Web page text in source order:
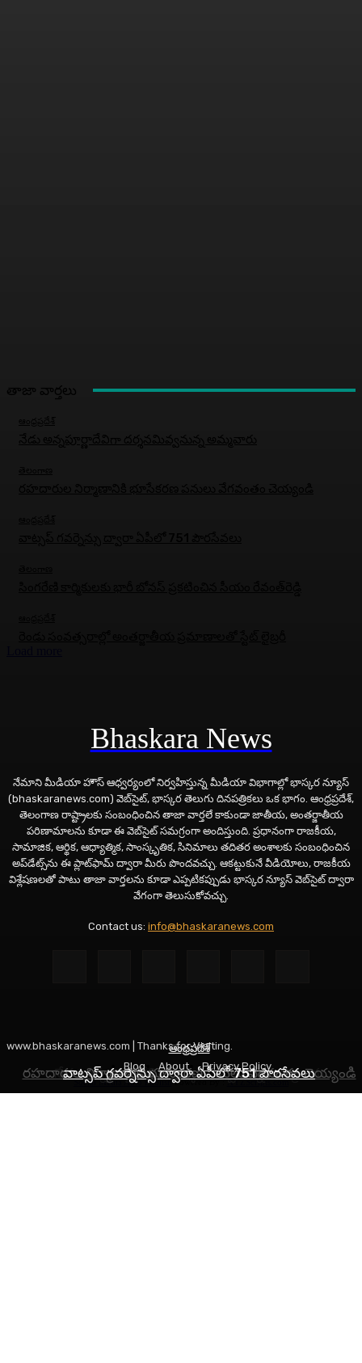
ఆంధ్రప్రదేశ్
నేడు అన్నపూర్ణాదేవిగా దర్శనమివ్వనున్న అమ్మవారు
తెలంగాణ
రహదారుల నిర్మాణానికి భూసేకరణ పనులు వేగవంతం చెయ్యండి
ఆంధ్రప్రదేశ్
వాట్సప్ గవర్నెన్సు ద్వారా ఏపీలో 751 పౌరసేవలు
తాజా వార్తలు
ఆంధ్రప్రదేశ్
Bhaskara News
నేమాని మీడియా హౌస్ ఆధ్వర్యంలో నిర్వహిస్తున్న మీడియా విభాగాల్లో భాస్కర న్యూస్
(bhaskaranews.com) వెబ్‌సైట్, భాస్కర తెలుగు దినపత్రికలు ఒక భాగం. ఆంధ్రప్రదేశ్,
తెలంగాణ రాష్ట్రాలకు సంబంధించిన తాజా వార్తలే కాకుండా జాతీయ, అంతర్జాతీయ
పరిణామాలను కూడా ఈ వెబ్‌సైట్ సమగ్రంగా అందిస్తుంది. ప్రధానంగా రాజకీయ,
సామాజిక, ఆర్థిక, ఆధ్యాత్మిక, సాంస్కృతిక, సినిమాలు తదితర అంశాలకు సంబంధించిన
అప్‌డేట్స్‌ను ఈ ప్లాట్‌ఫామ్‌ ద్వారా మీరు పొందవచ్చు. ఆకట్టుకునే వీడియోలు, రాజకీయ
విశ్లేషణలతో పాటు తాజా వార్తలను కూడా ఎప్పటికప్పుడు భాస్కర న్యూస్ వెబ్‌సైట్ ద్వారా
వేగంగా తెలుసుకోవచ్చు.
Contact us: info@bhaskaranews.com
www.bhaskaranews.com | Thanks for Visiting.
Blog
About Privacy Policy
Social Media Auto PublishPowered By :XYZScripts.com